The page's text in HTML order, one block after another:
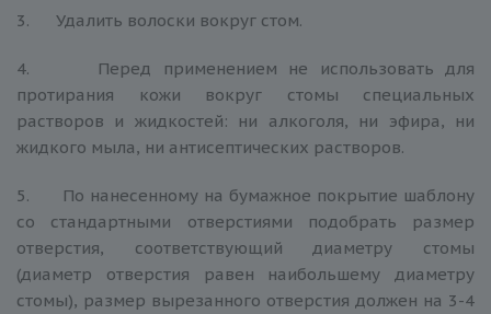
3. Удалить волоски вокруг стом.
4. Перед применением не использовать для
протирания кожи вокруг стомы специальных
растворов и жидкостей: ни алкоголя, ни эфира, ни
жидкого мыла, ни антисептических растворов.
5. По нанесенному на бумажное покрытие шаблону
со стандартными отверстиями подобрать размер
отверстия, соответствующий диаметру стомы
(диаметр отверстия равен наибольшему диаметру
стомы), размер вырезанного отверстия должен на 3-4